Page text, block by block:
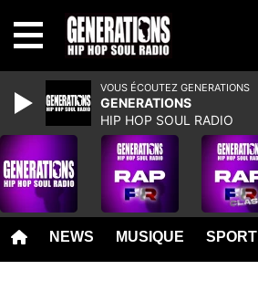
NEWS MUSIQUE SPORT
VOUS ÉCOUTEZ GENERATIONS
GENERATIONS
HIP HOP SOUL RADIO